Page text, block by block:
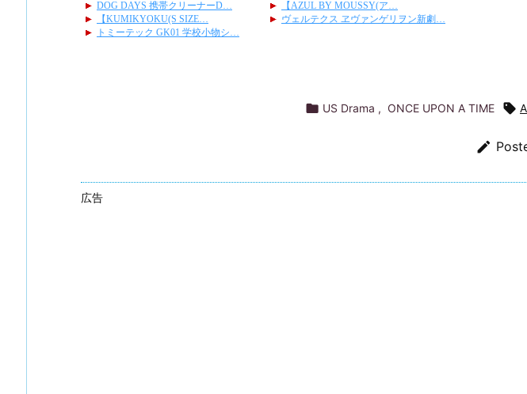
 US Drama , ONCE UPON A TIME 

広告